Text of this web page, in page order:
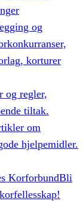
og
korturer
og regler,
tiltak.
om
hjelpemidler.
KorforbundBli